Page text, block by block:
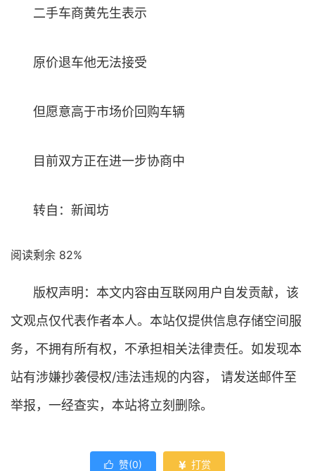
二手车商黄先生表示
原价退车他无法接受
但愿意高于市场价回购车辆
目前双方正在进一步协商中
转自：新闻坊
阅读剩余 82%
版权声明：本文内容由互联网用户自发贡献，该
文观点仅代表作者本人。本站仅提供信息存储空间服
务，不拥有所有权，不承担相关法律责任。如发现本
站有涉嫌抄袭侵权/违法违规的内容， 请发送邮件至
举报，一经查实，本站将立刻删除。
 赞(0)  打赏